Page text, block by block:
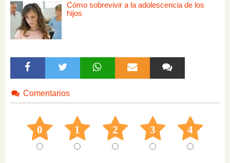
Cómo sobrevivir a la adolescencia de los
hijos
Comentarios
0 1 2 3 4